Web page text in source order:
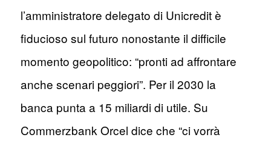
l’amministratore delegato di Unicredit è
fiducioso sul futuro nonostante il difficile
momento geopolitico: “pronti ad affrontare
anche scenari peggiori”. Per il 2030 la
banca punta a 15 miliardi di utile. Su
Commerzbank Orcel dice che “ci vorrà